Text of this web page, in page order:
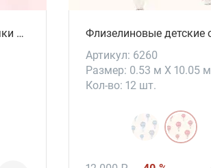
Обои для спальни девочки Sweetheart
Артикул: 6260
Размер: 0.53 м X 10.05 м
Кол-во: 12 шт.